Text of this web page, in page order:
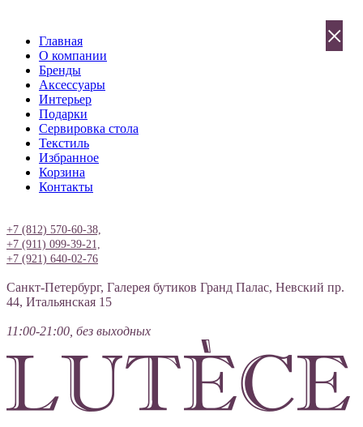
Главная
О компании
Бренды
Аксессуары
Интерьер
Подарки
Сервировка стола
Текстиль
Избранное
Корзина
Контакты
+7 (812) 570-60-38,
+7 (911) 099-39-21,
+7 (921) 640-02-76
Санкт-Петербург, Галерея бутиков Гранд Палас, Невский пр.
44, Итальянская 15
11:00-21:00, без выходных
×